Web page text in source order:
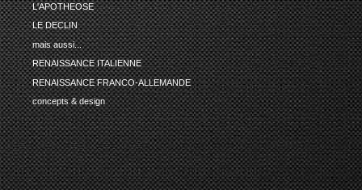
L'APOTHEOSE
LE DECLIN
mais aussi...
RENAISSANCE ITALIENNE
RENAISSANCE FRANCO-ALLEMANDE
concepts & design